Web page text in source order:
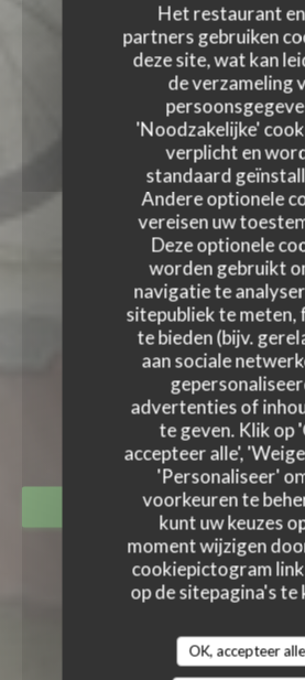
Het restaurant
partners gebruiken
deze site, wat kan
de verzameling
'Noodzakelijke'
verplicht en
standaard
Andere optionele
vereisen uw
Deze optionele
worden gebruikt
navigatie te
sitepubliek te meten,
te bieden (bijv.
aan sociale
advertenties of
te geven. Klik op
accepteer alle',
'Personaliseer'
voorkeuren te
kunt uw keuzes
moment wijzigen
cookiepictogram
op de sitepagina's te
OK, accepteer alle
LE TANDEM À
LE TANDEM À
RESTAURANT|
RESERVEER EEN